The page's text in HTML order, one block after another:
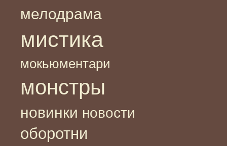
мелодрама
мистика
мокьюментари
монстры
новинки новости
оборотни